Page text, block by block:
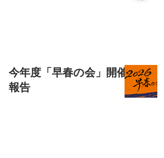
今年度「早春の会」開催
報告